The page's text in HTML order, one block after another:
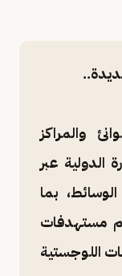
والمراكز
الدولية عبر
بما
مستهدفات
اللوجستية